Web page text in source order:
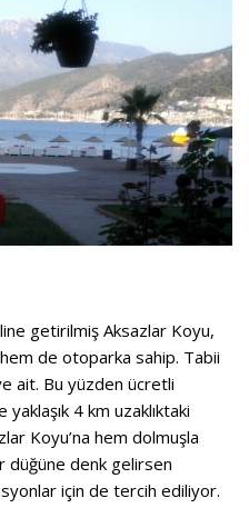
getirilmiş Aksazlar Koyu,
de otoparka sahip. Tabii
ait. Bu yüzden ücretli
4 km uzaklıktaki
Koyu’na hem dolmuşla
düğüne denk gelirsen
için de tercih ediliyor.